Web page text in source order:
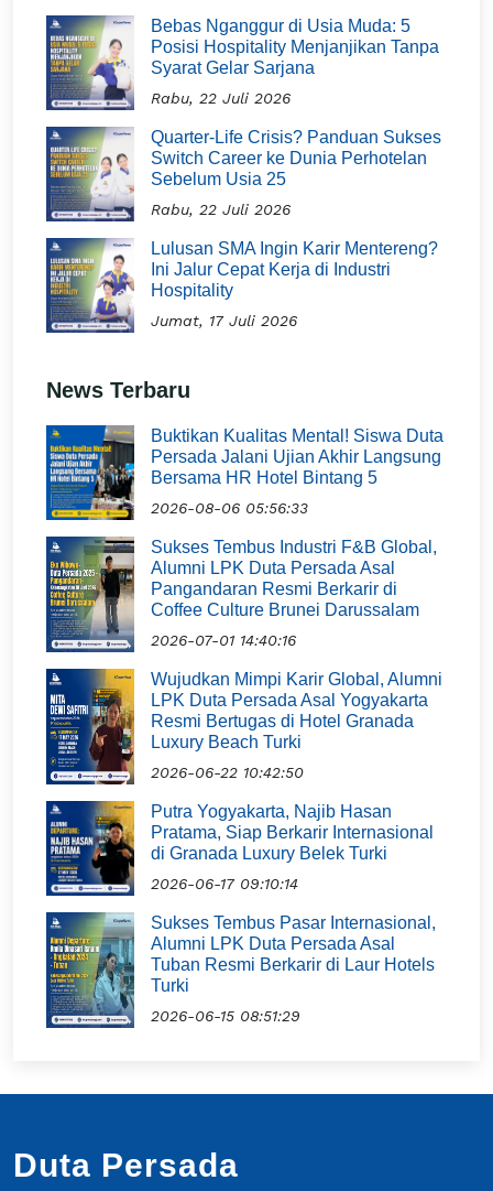
Bebas Nganggur di Usia Muda: 5
Posisi Hospitality Menjanjikan Tanpa
Syarat Gelar Sarjana
Rabu, 22 Juli 2026
Quarter-Life Crisis? Panduan Sukses
Switch Career ke Dunia Perhotelan
Sebelum Usia 25
Rabu, 22 Juli 2026
Lulusan SMA Ingin Karir Mentereng?
Ini Jalur Cepat Kerja di Industri
Hospitality
Jumat, 17 Juli 2026
News Terbaru
Buktikan Kualitas Mental! Siswa Duta
Persada Jalani Ujian Akhir Langsung
Bersama HR Hotel Bintang 5
2026-08-06 05:56:33
Sukses Tembus Industri F&B Global,
Alumni LPK Duta Persada Asal
Pangandaran Resmi Berkarir di
Coffee Culture Brunei Darussalam
2026-07-01 14:40:16
Wujudkan Mimpi Karir Global, Alumni
LPK Duta Persada Asal Yogyakarta
Resmi Bertugas di Hotel Granada
Luxury Beach Turki
2026-06-22 10:42:50
Putra Yogyakarta, Najib Hasan
Pratama, Siap Berkarir Internasional
di Granada Luxury Belek Turki
2026-06-17 09:10:14
Sukses Tembus Pasar Internasional,
Alumni LPK Duta Persada Asal
Tuban Resmi Berkarir di Laur Hotels
Turki
2026-06-15 08:51:29
Duta Persada